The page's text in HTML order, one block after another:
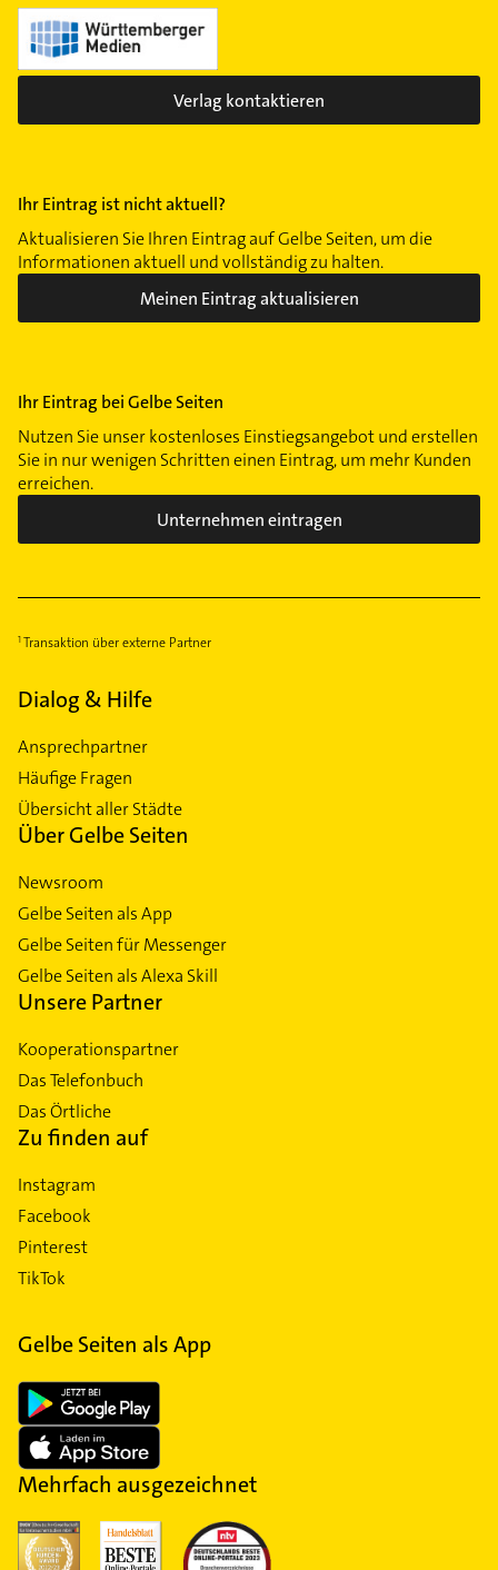
Verlag kontaktieren
Ihr Eintrag ist nicht aktuell?
Aktualisieren Sie Ihren Eintrag auf Gelbe Seiten, um die
Informationen aktuell und vollständig zu halten.
Meinen Eintrag aktualisieren
Ihr Eintrag bei Gelbe Seiten
Nutzen Sie unser kostenloses Einstiegsangebot und erstellen
Sie in nur wenigen Schritten einen Eintrag, um mehr Kunden
erreichen.
Unternehmen eintragen
Transaktion über externe Partner
Dialog & Hilfe
Ansprechpartner
Häufige Fragen
Übersicht aller Städte
Über Gelbe Seiten
Newsroom
Gelbe Seiten als App
Gelbe Seiten für Messenger
Gelbe Seiten als Alexa Skill
Unsere Partner
Kooperationspartner
Das Telefonbuch
Das Örtliche
Zu finden auf
Instagram
Facebook
Pinterest
TikTok
Gelbe Seiten als App
Mehrfach ausgezeichnet